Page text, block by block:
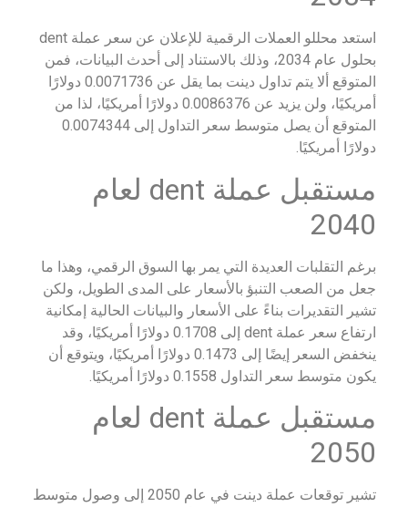
استعد محللو العملات الرقمية للإعلان عن سعر عملة dent
بحلول عام 2034، وذلك بالاستناد إلى أحدث البيانات، فمن
المتوقع ألا يتم تداول دينت بما يقل عن 0.0071736 دولارًا
أمريكيًا، ولن يزيد عن 0.0086376 دولارًا أمريكيًا، لذا من
المتوقع أن يصل متوسط سعر التداول إلى 0.0074344
دولارًا أمريكيًا.
مستقبل عملة dent لعام
2040
برغم التقلبات العديدة التي يمر بها السوق الرقمي، وهذا ما
جعل من الصعب التنبؤ بالأسعار على المدى الطويل، ولكن
تشير التقديرات بناءً على الأسعار والبيانات الحالية إمكانية
ارتفاع سعر عملة dent إلى 0.1708 دولارًا أمريكيًا، وقد
ينخفض السعر إيضًا إلى 0.1473 دولارًا أمريكيًا، ويتوقع أن
يكون متوسط سعر التداول 0.1558 دولارًا أمريكيًا.
مستقبل عملة dent لعام
2050
تشير توقعات عملة دينت في عام 2050 إلى وصول متوسط